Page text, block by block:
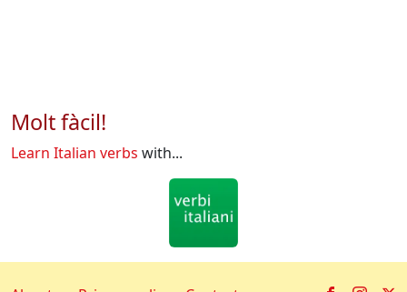
Molt fàcil!
Learn Italian verbs with...